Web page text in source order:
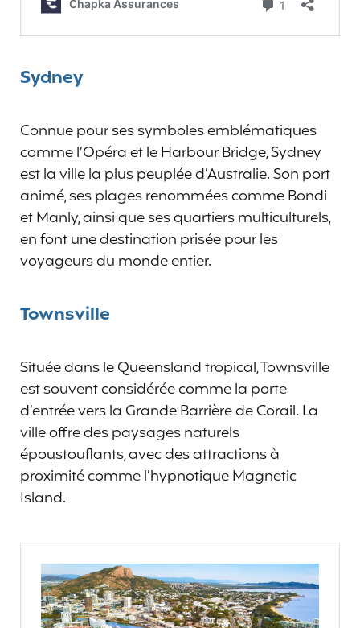
Sydney
Connue pour ses symboles emblématiques
comme l’Opéra et le Harbour Bridge, Sydney
est la ville la plus peuplée d’Australie. Son port
animé, ses plages renommées comme Bondi
et Manly, ainsi que ses quartiers multiculturels,
en font une destination prisée pour les
voyageurs du monde entier.
Townsville
Située dans le Queensland tropical, Townsville
est souvent considérée comme la porte
d’entrée vers la Grande Barrière de Corail. La
ville offre des paysages naturels
époustouflants, avec des attractions à
proximité comme l’hypnotique Magnetic
Island.